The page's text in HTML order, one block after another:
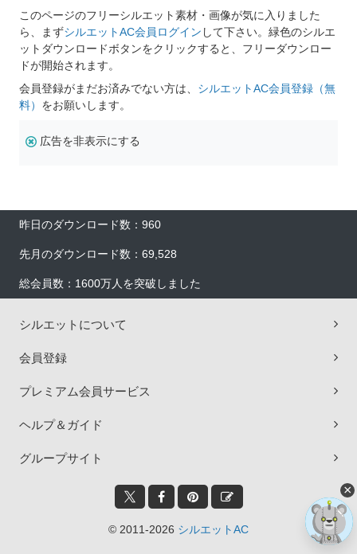
このページのフリーシルエット素材・画像が気に入りました
ら、まずシルエットAC会員ログイン して下さい。緑色のシルエ
ットダウンロードボタンをクリックすると、フリーダウンロー
ドが開始されます。
会員登録がまだお済みでない方は、 シルエットAC会員登録（無
料） をお願いします。
広告を非表示にする
昨日のダウンロード数：960
先月のダウンロード数：69,528
総会員数：1600万人を突破しました
シルエットについて
会員登録
プレミアム会員サービス
ヘルプ＆ガイド
グループサイト
© 2011-2026 シルエットAC
×